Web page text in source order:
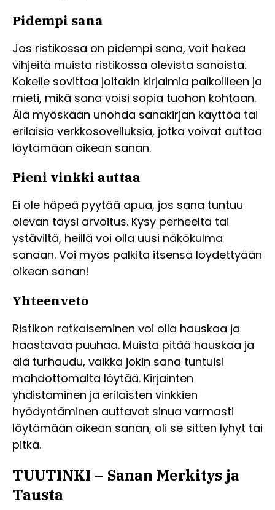
Pidempi sana
Jos ristikossa on pidempi sana, voit hakea
vihjeitä muista ristikossa olevista sanoista.
Kokeile sovittaa joitakin kirjaimia paikoilleen ja
mieti, mikä sana voisi sopia tuohon kohtaan.
Älä myöskään unohda sanakirjan käyttöä tai
erilaisia verkkosovelluksia, jotka voivat auttaa
löytämään oikean sanan.
Pieni vinkki auttaa
Ei ole häpeä pyytää apua, jos sana tuntuu
olevan täysi arvoitus. Kysy perheeltä tai
ystäviltä, heillä voi olla uusi näkökulma
sanaan. Voi myös palkita itsensä löydettyään
oikean sanan!
Yhteenveto
Ristikon ratkaiseminen voi olla hauskaa ja
haastavaa puuhaa. Muista pitää hauskaa ja
älä turhaudu, vaikka jokin sana tuntuisi
mahdottomalta löytää. Kirjainten
yhdistäminen ja erilaisten vinkkien
hyödyntäminen auttavat sinua varmasti
löytämään oikean sanan, oli se sitten lyhyt tai
pitkä.
TUUTINKI – Sanan Merkitys ja
Tausta